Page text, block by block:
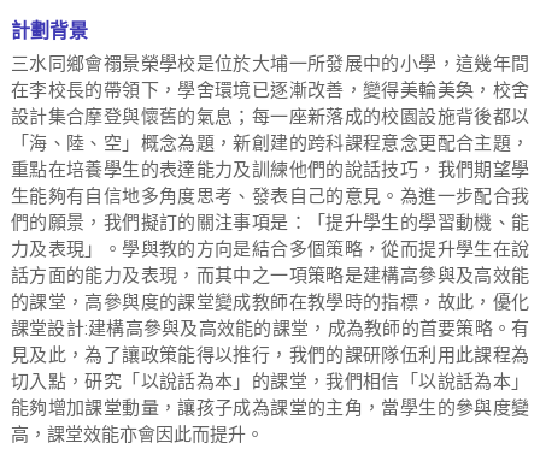
n
e
u
r
i
a
i
s
m
S
c
h
o
計劃背景
三水同鄉會禤景榮學校是位於大埔一所發展中的小學，這幾年間
在李校長的帶領下，學舍環境已逐漸改善，變得美輪美奐，校舍
設計集合摩登與懷舊的氣息；每一座新落成的校園設施背後都以
「海、陸、空」概念為題，新創建的跨科課程意念更配合主題，
重點在培養學生的表達能力及訓練他們的說話技巧，我們期望學
生能夠有自信地多角度思考、發表自己的意見。為進一步配合我
們的願景，我們擬訂的關注事項是：「提升學生的學習動機、能
力及表現」。學與教的方向是結合多個策略，從而提升學生在說
話方面的能力及表現，而其中之一項策略是建構高參與及高效能
的課堂，高參與度的課堂變成教師在教學時的指標，故此，優化
課堂設計:建構高參與及高效能的課堂，成為教師的首要策略。有
見及此，為了讓政策能得以推行，我們的課研隊伍利用此課程為
切入點，研究「以說話為本」的課堂，我們相信「以說話為本」
能夠增加課堂動量，讓孩子成為課堂的主角，當學生的參與度變
高，課堂效能亦會因此而提升。